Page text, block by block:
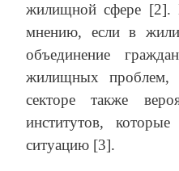
жилищной сфере [2].
мнению, если в
объединение
жилищных
секторе также
институтов,
ситуацию [3].